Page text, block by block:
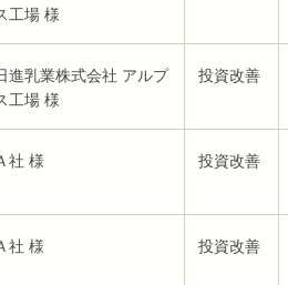
工場 様
進乳業株式会社 アルプ
工場 様
投資改善
社 様 投資改善
社 様 投資改善